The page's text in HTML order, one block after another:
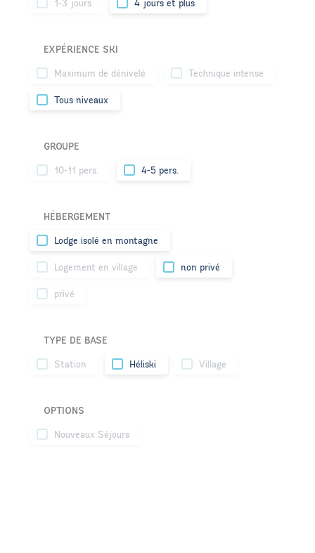
1-3 jours 4 jours et plus
EXPÉRIENCE SKI
Maximum de dénivelé Technique intense
Tous niveaux
GROUPE
10-11 pers. 4-5 pers.
HÉBERGEMENT
Lodge isolé en montagne
Logement en village non privé
privé
TYPE DE BASE
Station Héliski Village
OPTIONS
Nouveaux Séjours